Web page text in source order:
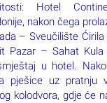
Hotel
nakon čega
– Sveučilište
Pazar – Sahat
u hotel.
pješice uz pratnju
kolodvora, gdje će